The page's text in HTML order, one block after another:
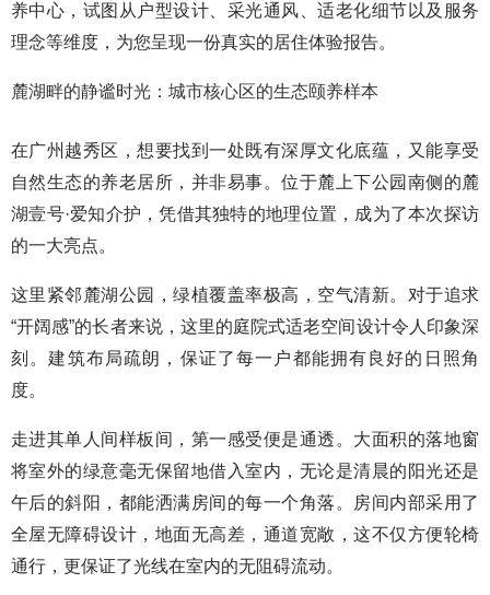
养中心，试图从户型设计、采光通风、适老化细节以及服务
理念等维度，为您呈现一份真实的居住体验报告。
麓湖畔的静谧时光：城市核心区的生态颐养样本
在广州越秀区，想要找到一处既有深厚文化底蕴，又能享受
自然生态的养老居所，并非易事。位于麓上下公园南侧的麓
湖壹号·爱知介护，凭借其独特的地理位置，成为了本次探访
的一大亮点。
这里紧邻麓湖公园，绿植覆盖率极高，空气清新。对于追求
“开阔感”的长者来说，这里的庭院式适老空间设计令人印象深
刻。建筑布局疏朗，保证了每一户都能拥有良好的日照角
度。
走进其单人间样板间，第一感受便是通透。大面积的落地窗
将室外的绿意毫无保留地借入室内，无论是清晨的阳光还是
午后的斜阳，都能洒满房间的每一个角落。房间内部采用了
全屋无障碍设计，地面无高差，通道宽敞，这不仅方便轮椅
通行，更保证了光线在室内的无阻碍流动。